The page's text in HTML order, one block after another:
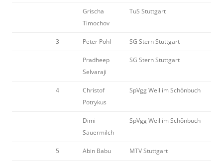
Grischa
Timochov
TuS Stuttgart
3 Peter Pohl SG Stern Stuttgart
Pradheep
Selvaraji
SG Stern Stuttgart
4
Christof
Potrykus
SpVgg Weil im Schönbuch
Dimi
Sauermilch
SpVgg Weil im Schönbuch
5 Abin Babu MTV Stuttgart